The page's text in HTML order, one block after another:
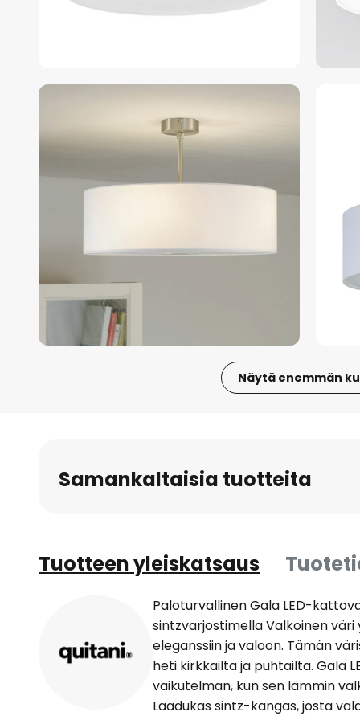
Näytä enemmän
Samankaltaisia tuotteita
Tuotteen yleiskatsaus
Paloturvallinen Gala LED-
sintzvarjostimella Valkoinen
eleganssiin ja valoon. Tämän
heti kirkkailta ja puhtailta. Gala
vaikutelman, kun sen lämmin
Laadukas sintz-kangas, josta